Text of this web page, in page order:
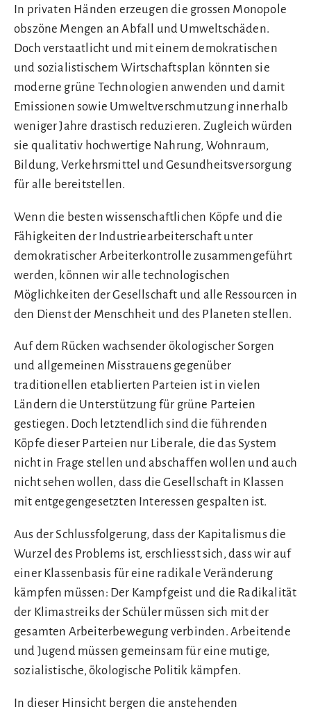
In privaten Händen erzeugen die grossen Monopole
obszöne Mengen an Abfall und Umweltschäden.
Doch verstaatlicht und mit einem demokratischen
und sozialistischem Wirtschaftsplan könnten sie
moderne grüne Technologien anwenden und damit
Emissionen sowie Umweltverschmutzung innerhalb
weniger Jahre drastisch reduzieren. Zugleich würden
sie qualitativ hochwertige Nahrung, Wohnraum,
Bildung, Verkehrsmittel und Gesundheitsversorgung
für alle bereitstellen.
Wenn die besten wissenschaftlichen Köpfe und die
Fähigkeiten der Industriearbeiterschaft unter
demokratischer Arbeiterkontrolle zusammengeführt
werden, können wir alle technologischen
Möglichkeiten der Gesellschaft und alle Ressourcen in
den Dienst der Menschheit und des Planeten stellen.
Auf dem Rücken wachsender ökologischer Sorgen
und allgemeinen Misstrauens gegenüber
traditionellen etablierten Parteien ist in vielen
Ländern die Unterstützung für grüne Parteien
gestiegen. Doch letztendlich sind die führenden
Köpfe dieser Parteien nur Liberale, die das System
nicht in Frage stellen und abschaffen wollen und auch
nicht sehen wollen, dass die Gesellschaft in Klassen
mit entgegengesetzten Interessen gespalten ist.
Aus der Schlussfolgerung, dass der Kapitalismus die
Wurzel des Problems ist, erschliesst sich, dass wir auf
einer Klassenbasis für eine radikale Veränderung
kämpfen müssen: Der Kampfgeist und die Radikalität
der Klimastreiks der Schüler müssen sich mit der
gesamten Arbeiterbewegung verbinden. Arbeitende
und Jugend müssen gemeinsam für eine mutige,
sozialistische, ökologische Politik kämpfen.
In dieser Hinsicht bergen die anstehenden